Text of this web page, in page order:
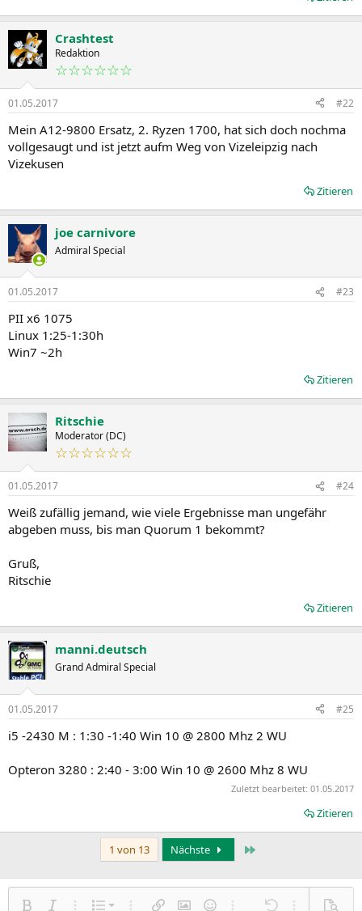
Crashtest
Redaktion
☆☆☆☆☆☆
01.05.2017 #22
Mein A12-9800 Ersatz, 2. Ryzen 1700, hat sich doch nochma
vollgesaugt und ist jetzt aufm Weg von Vizeleipzig nach
Vizekusen
Zitieren
joe carnivore
Admiral Special
01.05.2017 #23
PII x6 1075
Linux 1:25-1:30h
Win7 ~2h
Zitieren
Ritschie
Moderator (DC)
☆☆☆☆☆☆
01.05.2017 #24
Weiß zufällig jemand, wie viele Ergebnisse man ungefähr
abgeben muss, bis man Quorum 1 bekommt?
Gruß,
Ritschie
Zitieren
manni.deutsch
Grand Admiral Special
01.05.2017 #25
i5 -2430 M : 1:30 -1:40 Win 10 @ 2800 Mhz 2 WU
Opteron 3280 : 2:40 - 3:00 Win 10 @ 2600 Mhz 8 WU
Zuletzt bearbeitet: 01.05.2017
Zitieren
1 von 13 Nächste